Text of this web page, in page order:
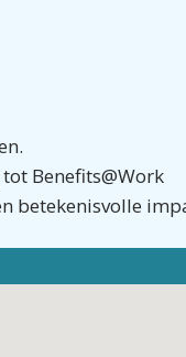
Benefits@Work
betekenisvolle